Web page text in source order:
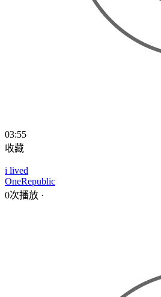
03:55
收藏
i lived
OneRepublic
0次播放 ·